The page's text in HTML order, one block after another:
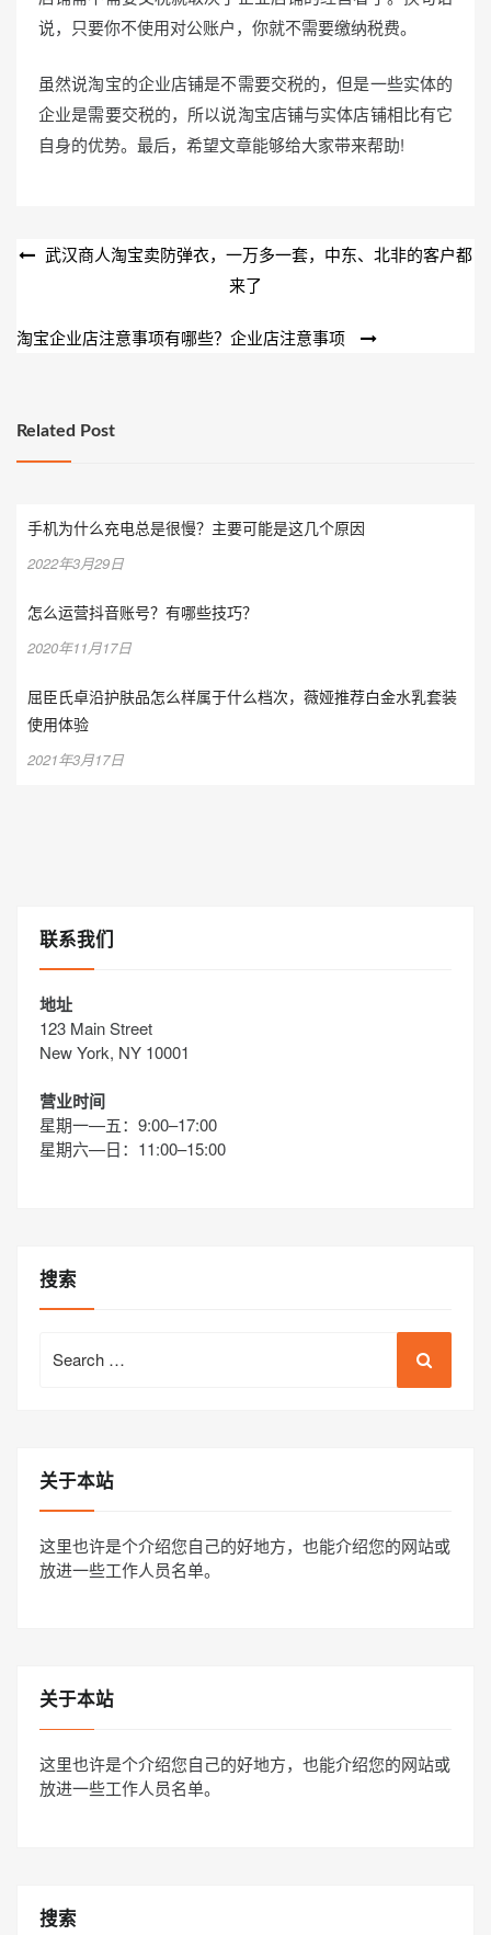
说，只要你不使用对公账户，你就不需要缴纳税费。
虽然说淘宝的企业店铺是不需要交税的，但是一些实体的
企业是需要交税的，所以说淘宝店铺与实体店铺相比有它
自身的优势。最后，希望文章能够给大家带来帮助!
文 武汉商人淘宝卖防弹衣，一万多一套，中东、北非的客户都
来了
淘宝企业店注意事项有哪些？企业店注意事项
Related Post
手机为什么充电总是很慢？主要可能是这几个原因
2022年3月29日
怎么运营抖音账号？有哪些技巧？
2020年11月17日
屈臣氏卓沿护肤品怎么样属于什么档次，薇娅推荐白金水乳套装
使用体验
2021年3月17日
联系我们
地址
123 Main Street
New York, NY 10001
营业时间
星期一—五：9:00–17:00
星期六—日：11:00–15:00
搜索
for:
关于本站
这里也许是个介绍您自己的好地方，也能介绍您的网站或
放进一些工作人员名单。
关于本站
这里也许是个介绍您自己的好地方，也能介绍您的网站或
放进一些工作人员名单。
搜索